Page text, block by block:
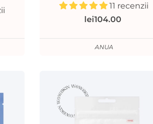
11 recenzii
lei104.00
ANUA